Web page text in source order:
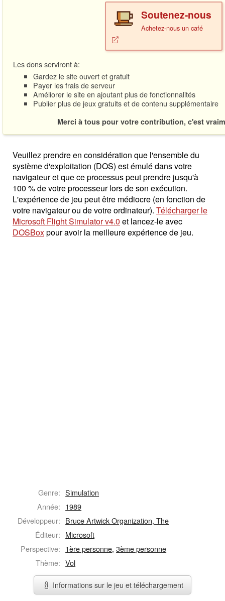
Soutenez-nous
Achetez-nous un café
Les dons serviront à:
Gardez le site ouvert et gratuit
Payer les frais de serveur
Améliorer le site en ajoutant plus de fonctionnalités
Publier plus de jeux gratuits et de contenu supplémentaire
Merci à tous pour votre contribution, c'est
Veuillez prendre en considération que l'ensemble du
système d'exploitation (DOS) est émulé dans votre
navigateur et que ce processus peut prendre jusqu'à
100 % de votre processeur lors de son exécution.
L'expérience de jeu peut être médiocre (en fonction de
votre navigateur ou de votre ordinateur). Télécharger le
Microsoft Flight Simulator v4.0 et lancez-le avec
DOSBoxpour avoir la meilleure expérience de jeu.
Genre: Simulation
Année: 1989
Développeur: Bruce Artwick Organization, The
Éditeur: Microsoft
Perspective: 1ère personne,3ème personne
Thème: Vol
Informations sur le jeu et téléchargement